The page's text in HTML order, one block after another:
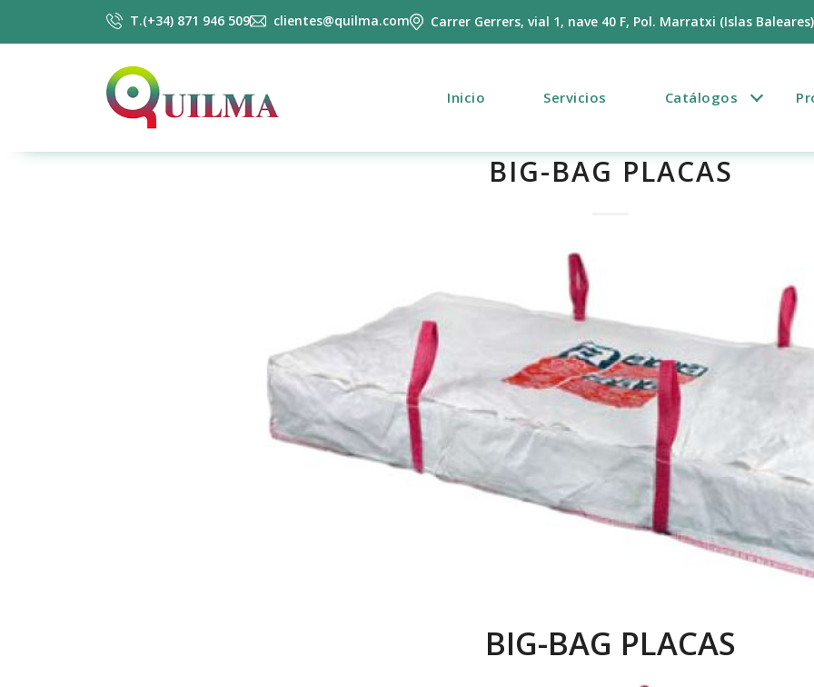
T.(+34) 871 946 509 clientes@quilma.com Carrer Gerrers, vial 1, nave 40 F, Pol. Marratxi (Islas Baleares)
Inicio Servicios Catálogos
BIG-BAG PLACAS
BIG-BAG PLACAS